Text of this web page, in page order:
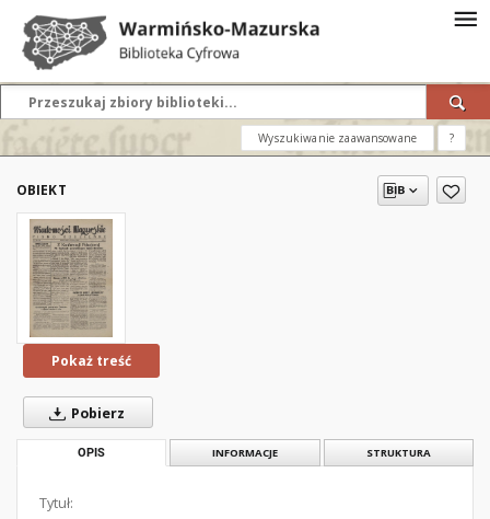
Wyszukiwanie zaawansowane ?
OBIEKT
Pokaż treść
Pobierz
OPIS INFORMACJE STRUKTURA
Tytuł: